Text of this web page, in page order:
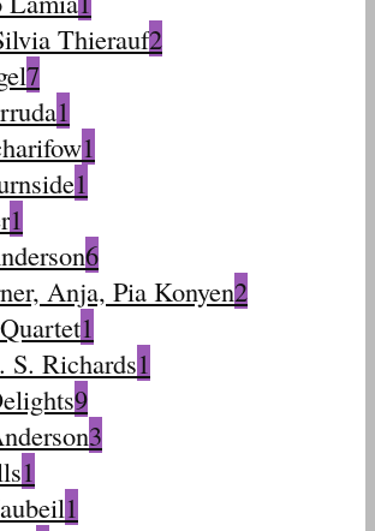
Thierauf2
7
1
1
1
1
6
Anja, Pia Konyen2
1
Richards1
9
3
1
1